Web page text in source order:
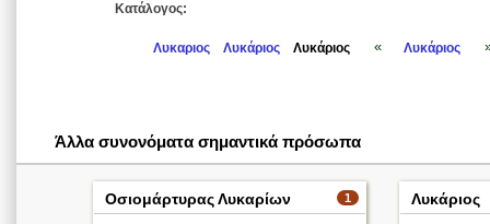
Κατάλογος:
Λυκαριος Λυκάριος Λυκάριος « Λυκάριος
Άλλα συνονόματα σημαντικά πρόσωπα
1
Οσιομάρτυρας Λυκαρίων Λυκάριος